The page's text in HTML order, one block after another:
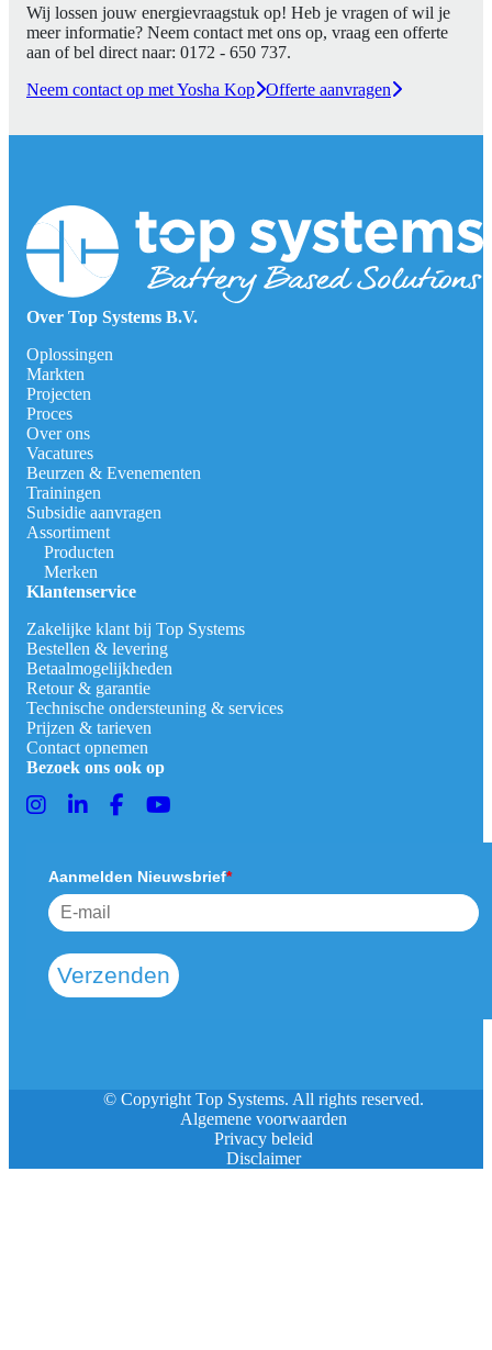
Wij lossen jouw energievraagstuk op! Heb je vragen of wil je
meer informatie? Neem contact met ons op, vraag een offerte
aan of bel direct naar: 0172 - 650 737.
Neem contact op met Yosha Kop Offerte aanvragen
Over Top Systems B.V.
Oplossingen
Markten
Projecten
Proces
Over ons
Vacatures
Beurzen & Evenementen
Trainingen
Subsidie aanvragen
Assortiment
Producten
Merken
Klantenservice
Zakelijke klant bij Top Systems
Bestellen & levering
Betaalmogelijkheden
Retour & garantie
Technische ondersteuning & services
Prijzen & tarieven
Contact opnemen
Bezoek ons ook op
Aanmelden Nieuwsbrief*
Verzenden
© Copyright Top Systems. All rights reserved.
Algemene voorwaarden
Privacy beleid
Disclaimer